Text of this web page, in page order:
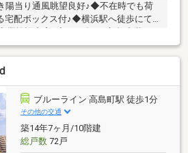
陽当り通風眺望良好♪◆不在時でも荷
宅配ボックス付♪◆横浜駅へ徒歩にて
業施設充実♪◆2025年9月新規内装リ
式会社リビングライフ】創業30年の
報多数のリビングライフがご紹介しま
住宅ローンアドバイザーの資格を併せ
エキスパート・プランナー』がお客様
たライフプランを無料作成。お気軽に
☆物件のお問合せは〈0120-554-077〉
ブルーライン 高島町駅 徒歩1分
その他の交通
築14年7ヶ月/10階建
総戸数72戸